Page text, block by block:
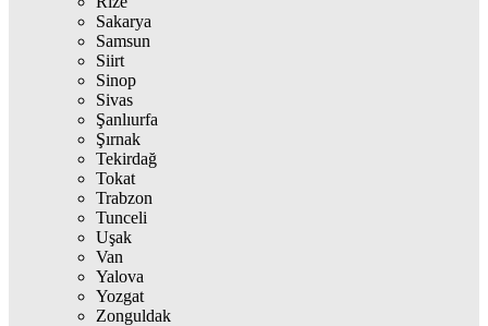
Sakarya
Samsun
Siirt
Sinop
Sivas
Şanlıurfa
Şırnak
Tekirdağ
Tokat
Trabzon
Tunceli
Uşak
Van
Yalova
Yozgat
Zonguldak